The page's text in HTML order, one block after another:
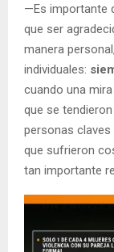
—Es importante
que ser
manera
individuales:
cuando una
que se
personas
que sufrieron
tan importante